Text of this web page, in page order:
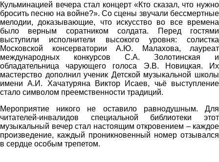
Кульминацией вечера стал концерт «Кто сказал, что нужно
бросить песню на войне?». Со сцены звучали бессмертные
мелодии, доказывающие, что искусство во все времена
было верным соратником солдата. Перед гостями
выступили исполнители высокого уровня: солистка
Московской консерватории А.Ю. Малахова, лауреат
международных конкурсов С.А. Золотинская и
обладательница чарующего голоса Э.В. Новицкая. Их
мастерство дополнил ученик Детской музыкальной школы
имени А.И. Хачатуряна Виктор Исаев, чьё выступление
стало символом преемственности традиций.
Мероприятие никого не оставило равнодушным. Для
читателей-инвалидов специальной библиотеки этот
музыкальный вечер стал настоящим откровением – каждое
произведение, каждый проникновенный номер отзывался
в сердце особым трепетом.